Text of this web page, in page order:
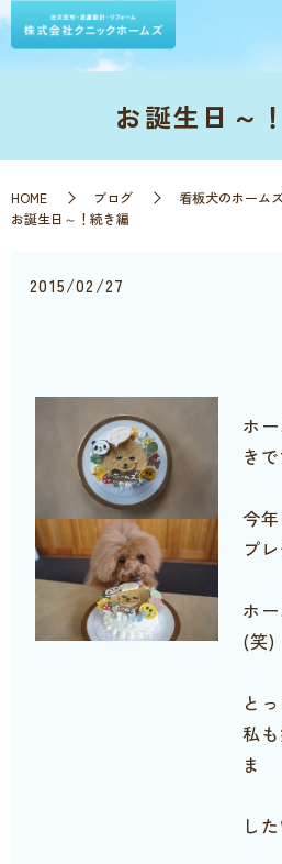
お誕生日～
HOME ブログ
看板犬のホーム
お誕生日～！続き編
2015/02/27
ホ
き
今
プ
ホ
(笑)
と
私
ま
し